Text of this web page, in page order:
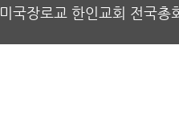
미국장로교 한인교회 전국